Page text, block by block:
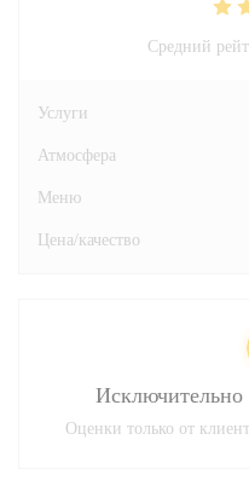
Средний
Услуги
Атмосфера
Меню
Цена/качество
Оценки только от